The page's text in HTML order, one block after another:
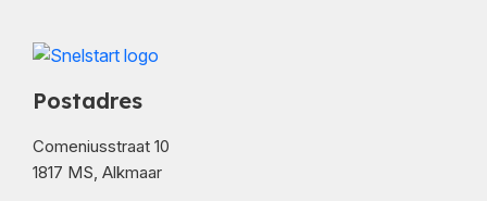
Postadres
Comeniusstraat 10
1817 MS, Alkmaar